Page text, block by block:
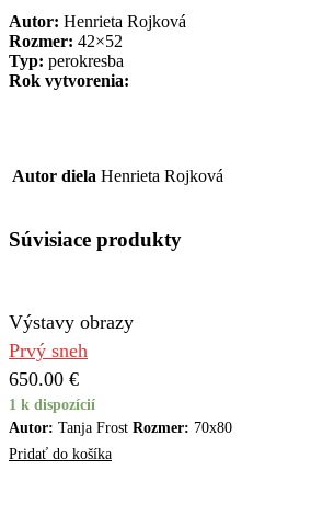
Autor: Henrieta Rojková
Rozmer: 42×52
Typ: perokresba
Rok vytvorenia:
Autor diela Henrieta Rojková
Súvisiace produkty
Výstavy obrazy
Prvý sneh
650.00 €
1 k dispozícií
Autor: Tanja Frost Rozmer: 70x80
Pridať do košíka